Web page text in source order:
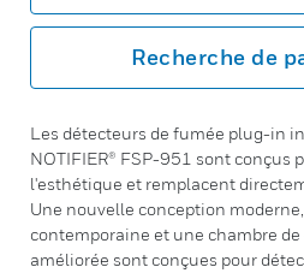
Recherche de
Les détecteurs de fumée plug-in
NOTIFIER® FSP-951 sont conçus
l'esthétique et remplacent
Une nouvelle conception
contemporaine et une chambre
améliorée sont conçues pour